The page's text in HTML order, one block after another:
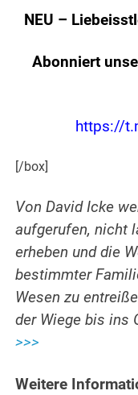
NEU –
Abonniert
https://
[/box]
Von David Icke
aufgerufen, nicht
erheben und die
bestimmter
Wesen zu
der Wiege bis
>>>
Weitere